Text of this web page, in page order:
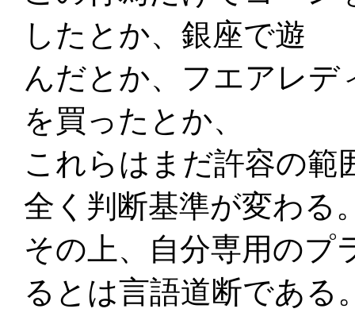
したとか、銀座で遊
んだとか、フエアレ
を買ったとか、
これらはまだ許容の範
全く判断基準が変わる
その上、自分専用のプ
るとは言語道断である